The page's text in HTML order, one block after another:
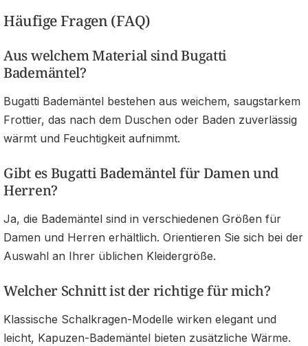
Häufige Fragen (FAQ)
Aus welchem Material sind Bugatti
Bademäntel?
Bugatti Bademäntel bestehen aus weichem, saugstarkem
Frottier, das nach dem Duschen oder Baden zuverlässig
wärmt und Feuchtigkeit aufnimmt.
Gibt es Bugatti Bademäntel für Damen und
Herren?
Ja, die Bademäntel sind in verschiedenen Größen für
Damen und Herren erhältlich. Orientieren Sie sich bei der
Auswahl an Ihrer üblichen Kleidergröße.
Welcher Schnitt ist der richtige für mich?
Klassische Schalkragen-Modelle wirken elegant und
leicht, Kapuzen-Bademäntel bieten zusätzliche Wärme.